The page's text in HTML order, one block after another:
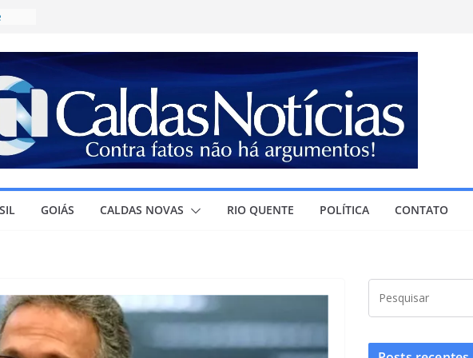
à
GOIÁS CALDAS NOVAS RIO QUENTE POLÍTICA CONTATO